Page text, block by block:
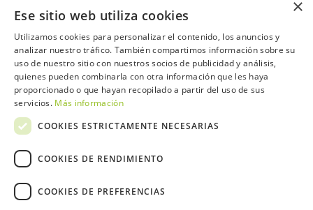
Contacta con el equipo de NextCaddy
Opina Contacta
×
Ese sitio web utiliza cookies
Utilizamos cookies para personalizar el contenido, los anuncios y
analizar nuestro tráfico. También compartimos información sobre su
uso de nuestro sitio con nuestros socios de publicidad y análisis,
quienes pueden combinarla con otra información que les haya
proporcionado o que hayan recopilado a partir del uso de sus
servicios. Más información
COOKIES ESTRICTAMENTE NECESARIAS
COOKIES DE RENDIMIENTO
COOKIES DE PREFERENCIAS